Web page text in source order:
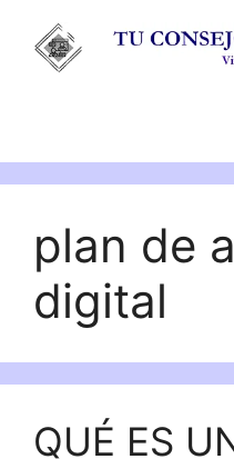
contenido
plan de
digital
QUÉ ES